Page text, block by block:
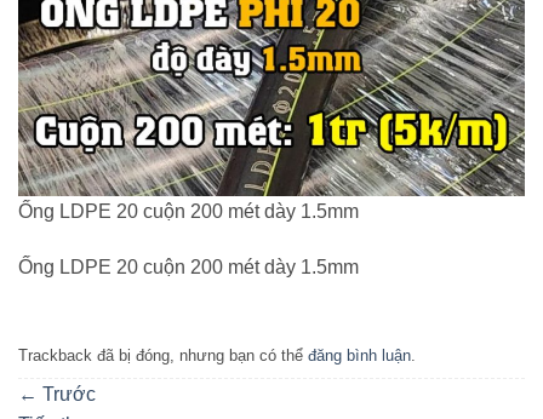
Ống LDPE 20 cuộn 200 mét dày 1.5mm
Ống LDPE 20 cuộn 200 mét dày 1.5mm
Trackback đã bị đóng, nhưng bạn có thể đăng bình luận.
← Trước